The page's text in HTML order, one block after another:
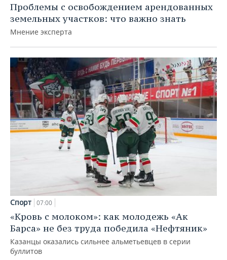
Проблемы с освобождением арендованных
земельных участков: что важно знать
Мнение эксперта
Спорт 07:00
«Кровь с молоком»: как молодежь «Ак
Барса» не без труда победила «Нефтяник»
Казанцы оказались сильнее альметьевцев в серии
буллитов